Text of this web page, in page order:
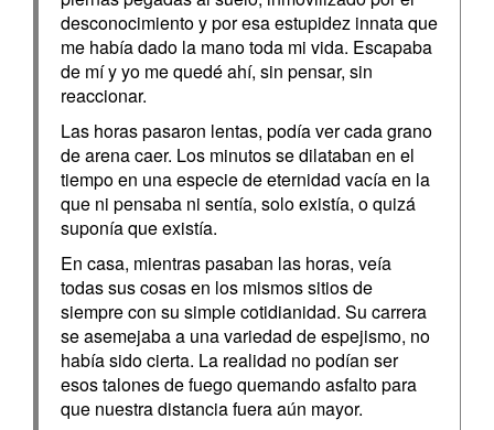
desconocimiento y por esa estupidez innata que
me había dado la mano toda mi vida. Escapaba
de mí y yo me quedé ahí, sin pensar, sin
reaccionar.
Las horas pasaron lentas, podía ver cada grano
de arena caer. Los minutos se dilataban en el
tiempo en una especie de eternidad vacía en la
que ni pensaba ni sentía, solo existía, o quizá
suponía que existía.
En casa, mientras pasaban las horas, veía
todas sus cosas en los mismos sitios de
siempre con su simple cotidianidad. Su carrera
se asemejaba a una variedad de espejismo, no
había sido cierta. La realidad no podían ser
esos talones de fuego quemando asfalto para
que nuestra distancia fuera aún mayor.